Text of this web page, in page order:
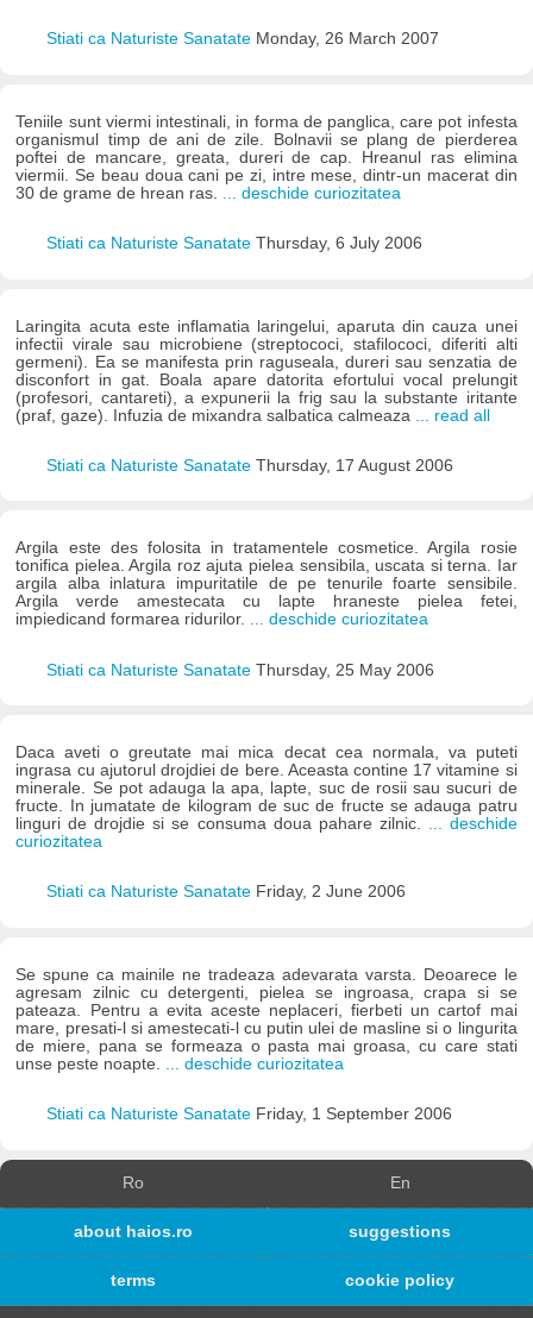
Stiati ca Naturiste Sanatate Monday, 26 March 2007
Teniile sunt viermi intestinali, in forma de panglica, care pot infesta
organismul timp de ani de zile. Bolnavii se plang de pierderea
poftei de mancare, greata, dureri de cap. Hreanul ras elimina
viermii. Se beau doua cani pe zi, intre mese, dintr-un macerat din
30 de grame de hrean ras.
... deschide curiozitatea
Stiati ca Naturiste Sanatate Thursday, 6 July 2006
Laringita acuta este inflamatia laringelui, aparuta din cauza unei
infectii virale sau microbiene (streptococi, stafilococi, diferiti alti
germeni). Ea se manifesta prin raguseala, dureri sau senzatia de
disconfort in gat. Boala apare datorita efortului vocal prelungit
(profesori, cantareti), a expunerii la frig sau la substante iritante
(praf, gaze). Infuzia de mixandra salbatica calmeaza
... read all
Stiati ca Naturiste Sanatate Thursday, 17 August 2006
Argila este des folosita in tratamentele cosmetice. Argila rosie
tonifica pielea. Argila roz ajuta pielea sensibila, uscata si terna. Iar
argila alba inlatura impuritatile de pe tenurile foarte sensibile.
Argila verde amestecata cu lapte hraneste pielea fetei,
impiedicand formarea ridurilor. ... deschide curiozitatea
Stiati ca Naturiste Sanatate Thursday, 25 May 2006
Daca aveti o greutate mai mica decat cea normala, va puteti
ingrasa cu ajutorul drojdiei de bere. Aceasta contine 17 vitamine si
minerale. Se pot adauga la apa, lapte, suc de rosii sau sucuri de
fructe. In jumatate de kilogram de suc de fructe se adauga patru
linguri de drojdie si se consuma doua pahare zilnic. ... deschide
curiozitatea
Stiati ca Naturiste Sanatate Friday, 2 June 2006
Se spune ca mainile ne tradeaza adevarata varsta. Deoarece le
agresam zilnic cu detergenti, pielea se ingroasa, crapa si se
pateaza. Pentru a evita aceste neplaceri, fierbeti un cartof mai
mare, presati-l si amestecati-l cu putin ulei de masline si o lingurita
de miere, pana se formeaza o pasta mai groasa, cu care stati
unse peste noapte.
... deschide curiozitatea
Stiati ca Naturiste Sanatate Friday, 1 September 2006
Ro En
about haios.ro suggestions
terms cookie policy